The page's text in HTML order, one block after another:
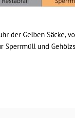
der Gelben Säcke,
Sperrmüll und